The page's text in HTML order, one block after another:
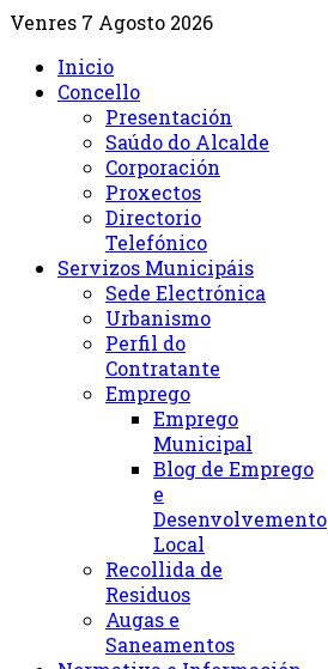
Venres 7 Agosto 2026
Inicio
Concello
Presentación
Saúdo do Alcalde
Corporación
Proxectos
Directorio
Telefónico
Servizos Municipáis
Sede Electrónica
Urbanismo
Perfil do
Contratante
Emprego
Emprego
Municipal
Blog de Emprego
e
Desenvolvemento
Local
Recollida de
Residuos
Augas e
Saneamentos